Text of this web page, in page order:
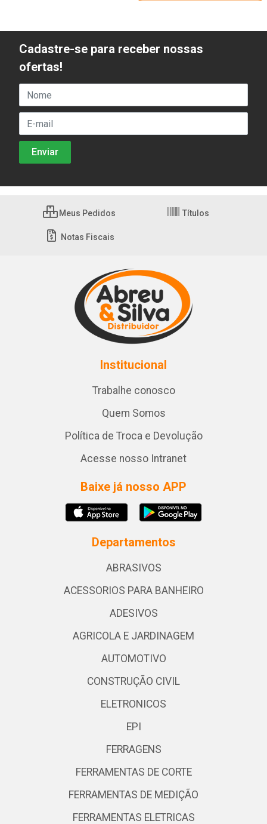
Cadastre-se para receber nossas
ofertas!
Meus Pedidos Títulos
Notas Fiscais
Institucional
Trabalhe conosco
Quem Somos
Política de Troca e Devolução
Acesse nosso Intranet
Baixe já nosso APP
Departamentos
ABRASIVOS
ACESSORIOS PARA BANHEIRO
ADESIVOS
AGRICOLA E JARDINAGEM
AUTOMOTIVO
CONSTRUÇÃO CIVIL
ELETRONICOS
EPI
FERRAGENS
FERRAMENTAS DE CORTE
FERRAMENTAS DE MEDIÇÃO
FERRAMENTAS ELETRICAS